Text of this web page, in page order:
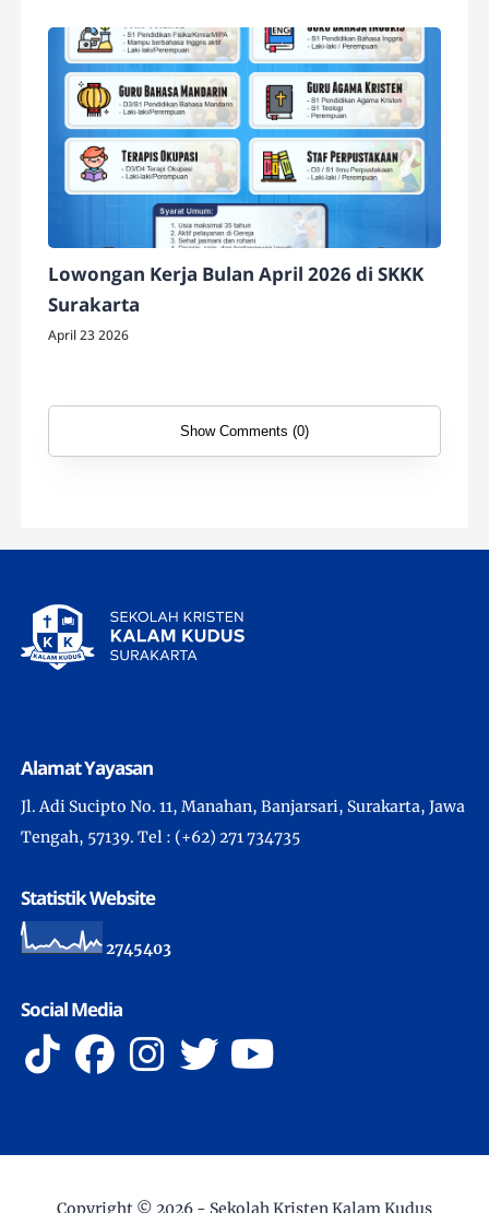
Lowongan Kerja Bulan April 2026 di SKKK
Surakarta
April 23 2026
Show Comments (0)
Alamat Yayasan
Jl. Adi Sucipto No. 11, Manahan, Banjarsari, Surakarta, Jawa
Tengah, 57139. Tel : (+62) 271 734735
Statistik Website
2745403
Social Media
Copyright © 2026 - Sekolah Kristen Kalam Kudus